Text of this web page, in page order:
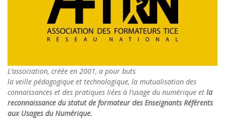
L’association, créée en 2001, a pour buts
la veille pédagogique et technologique, la mutualisation des
connaissances et des pratiques liées à l’usage du numérique et la
reconnaissance du statut de formateur des Enseignants Référents
aux Usages du Numérique.